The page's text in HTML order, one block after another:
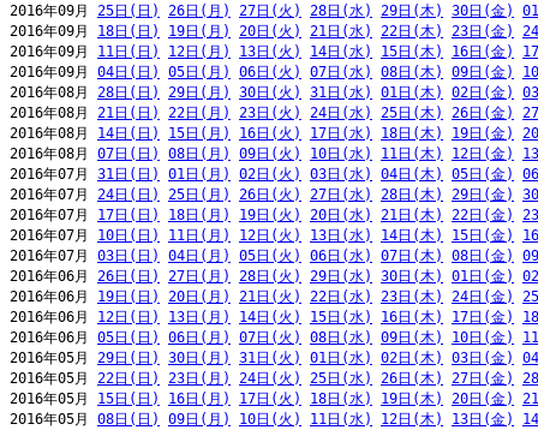
2016年09月 25日(日) 26日(月) 27日(火) 28日(水) 29日(木) 30日(金)
2016年09月 18日(日) 19日(月) 20日(火) 21日(水) 22日(木) 23日(金)
2016年09月 11日(日) 12日(月) 13日(火) 14日(水) 15日(木) 16日(金)
2016年09月 04日(日) 05日(月) 06日(火) 07日(水) 08日(木) 09日(金)
2016年08月 28日(日) 29日(月) 30日(火) 31日(水) 01日(木) 02日(金)
2016年08月 21日(日) 22日(月) 23日(火) 24日(水) 25日(木) 26日(金)
2016年08月 14日(日) 15日(月) 16日(火) 17日(水) 18日(木) 19日(金)
2016年08月 07日(日) 08日(月) 09日(火) 10日(水) 11日(木) 12日(金)
2016年07月 31日(日) 01日(月) 02日(火) 03日(水) 04日(木) 05日(金)
2016年07月 24日(日) 25日(月) 26日(火) 27日(水) 28日(木) 29日(金)
2016年07月 17日(日) 18日(月) 19日(火) 20日(水) 21日(木) 22日(金)
2016年07月 10日(日) 11日(月) 12日(火) 13日(水) 14日(木) 15日(金)
2016年07月 03日(日) 04日(月) 05日(火) 06日(水) 07日(木) 08日(金)
2016年06月 26日(日) 27日(月) 28日(火) 29日(水) 30日(木) 01日(金)
2016年06月 19日(日) 20日(月) 21日(火) 22日(水) 23日(木) 24日(金)
2016年06月 12日(日) 13日(月) 14日(火) 15日(水) 16日(木) 17日(金)
2016年06月 05日(日) 06日(月) 07日(火) 08日(水) 09日(木) 10日(金)
2016年05月 29日(日) 30日(月) 31日(火) 01日(水) 02日(木) 03日(金)
2016年05月 22日(日) 23日(月) 24日(火) 25日(水) 26日(木) 27日(金)
2016年05月 15日(日) 16日(月) 17日(火) 18日(水) 19日(木) 20日(金)
2016年05月 08日(日) 09日(月) 10日(火) 11日(水) 12日(木) 13日(金)